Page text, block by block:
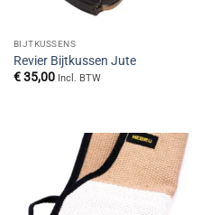
BIJTKUSSENS
Revier Bijtkussen Jute
€35,00 Incl. BTW